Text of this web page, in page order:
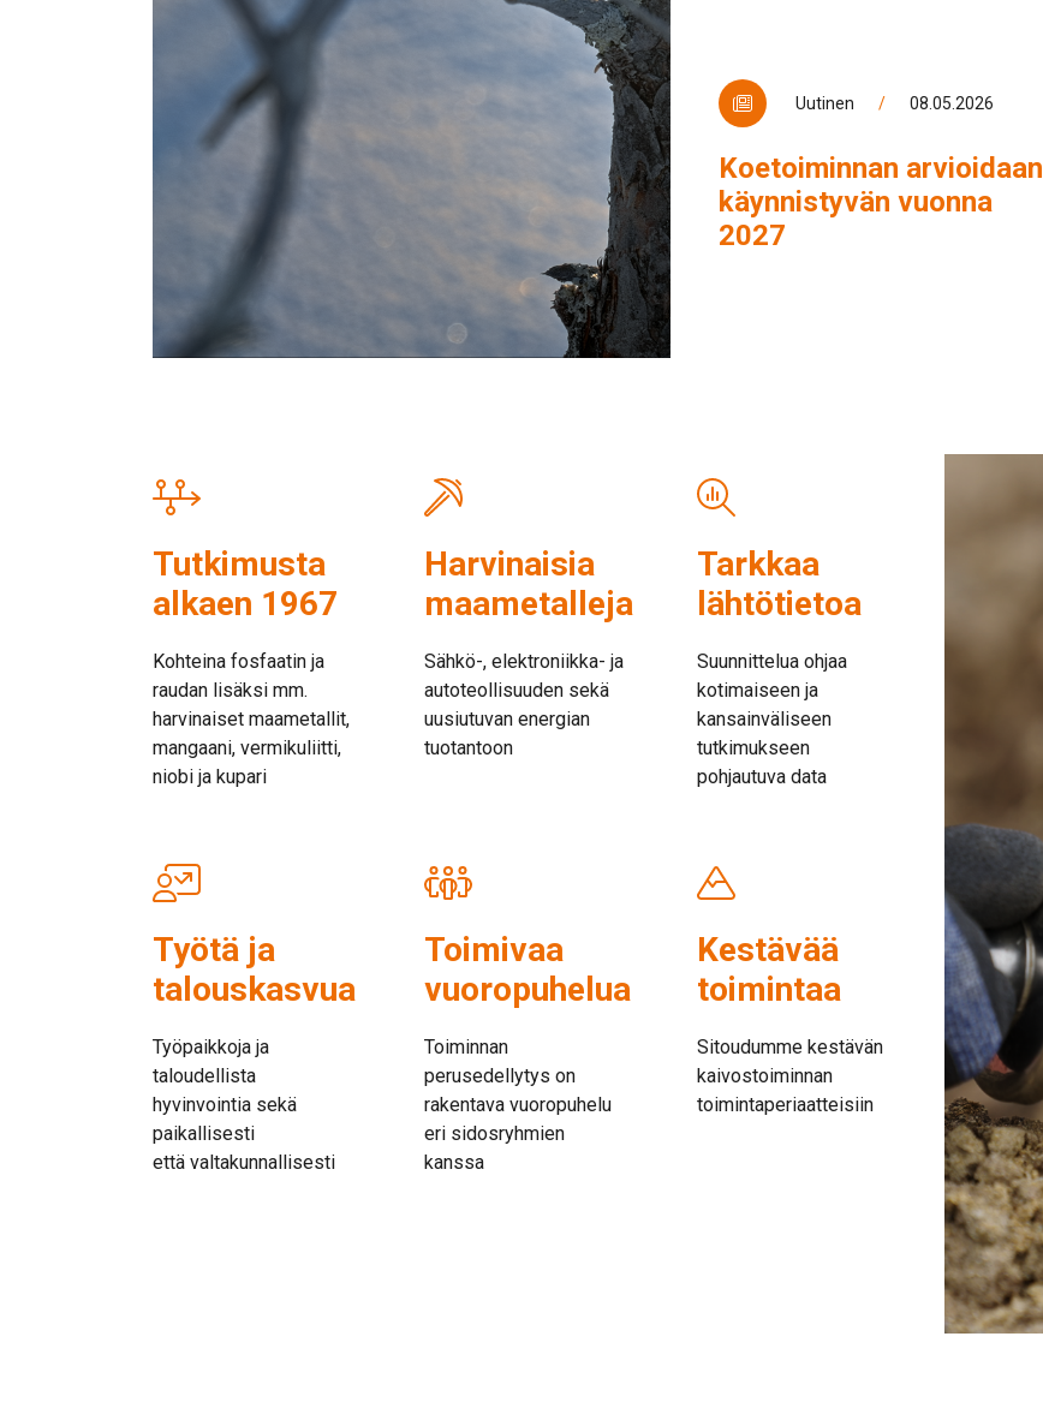
Uutinen / 08.05.2026
Koetoiminnan arvioidaan
käynnistyvän vuonna
2027
Tutkimusta
alkaen 1967
Kohteina fosfaatin ja
raudan lisäksi mm.
harvinaiset maametallit,
mangaani, vermikuliitti,
niobi ja kupari
Harvinaisia
maametalleja
Sähkö-, elektroniikka- ja
autoteollisuuden sekä
uusiutuvan energian
tuotantoon
Tarkkaa
lähtötietoa
Suunnittelua ohjaa
kotimaiseen ja
kansainväliseen
tutkimukseen
pohjautuva data
Työtä ja
talouskasvua
Työpaikkoja ja
taloudellista
hyvinvointia sekä
paikallisesti
että valtakunnallisesti
Toimivaa
vuoropuhelua
Toiminnan
perusedellytys on
rakentava vuoropuhelu
eri sidosryhmien
kanssa
Kestävää
toimintaa
Sitoudumme kestävän
kaivostoiminnan
toimintaperiaatteisiin